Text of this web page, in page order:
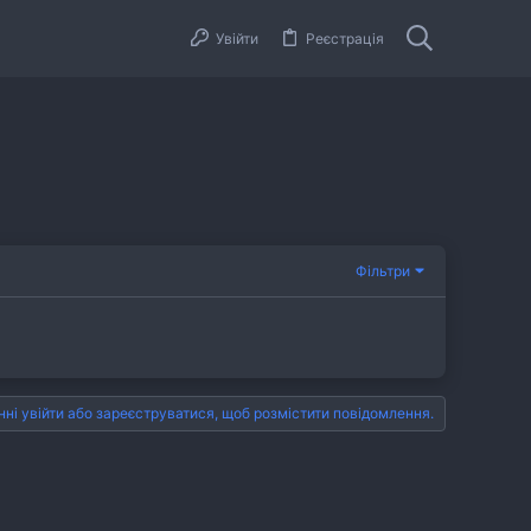
Увійти Реєстрація
Фільтри
увійти або зареєструватися, щоб розмістити повідомлення.